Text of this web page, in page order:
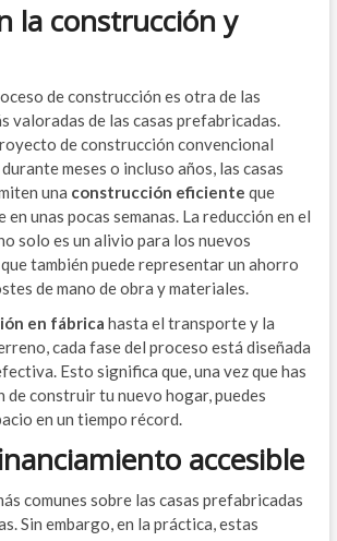
la construcción y
de construcción es otra de las
valoradas de las casas prefabricadas.
de construcción convencional
meses o incluso años, las casas
una construcción eficiente que
en unas pocas semanas. La reducción en el
solo es un alivio para los nuevos
también puede representar un ahorro
de mano de obra y materiales.
en fábrica hasta el transporte y la
cada fase del proceso está diseñada
Esto significa que, una vez que has
de construir tu nuevo hogar, puedes
en un tiempo récord.
accesible
comunes sobre las casas prefabricadas
Sin embargo, en la práctica, estas